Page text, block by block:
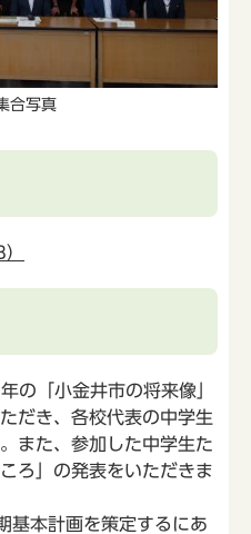
合写真
の「小金井市の将来像」
だき、各校代表の中学生
また、参加した中学生た
ろ」の発表をいただきま
基本計画を策定するにあ